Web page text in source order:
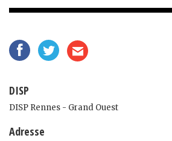
DISP
DISP Rennes - Grand Ouest
Adresse